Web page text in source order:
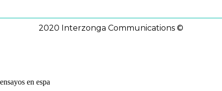
2020 Interzonga Communications ©
ensayos en espa